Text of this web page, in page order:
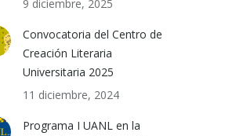
9 diciembre, 2025
Convocatoria del Centro de
Creación Literaria
Universitaria 2025
11 diciembre, 2024
Programa I UANL en la